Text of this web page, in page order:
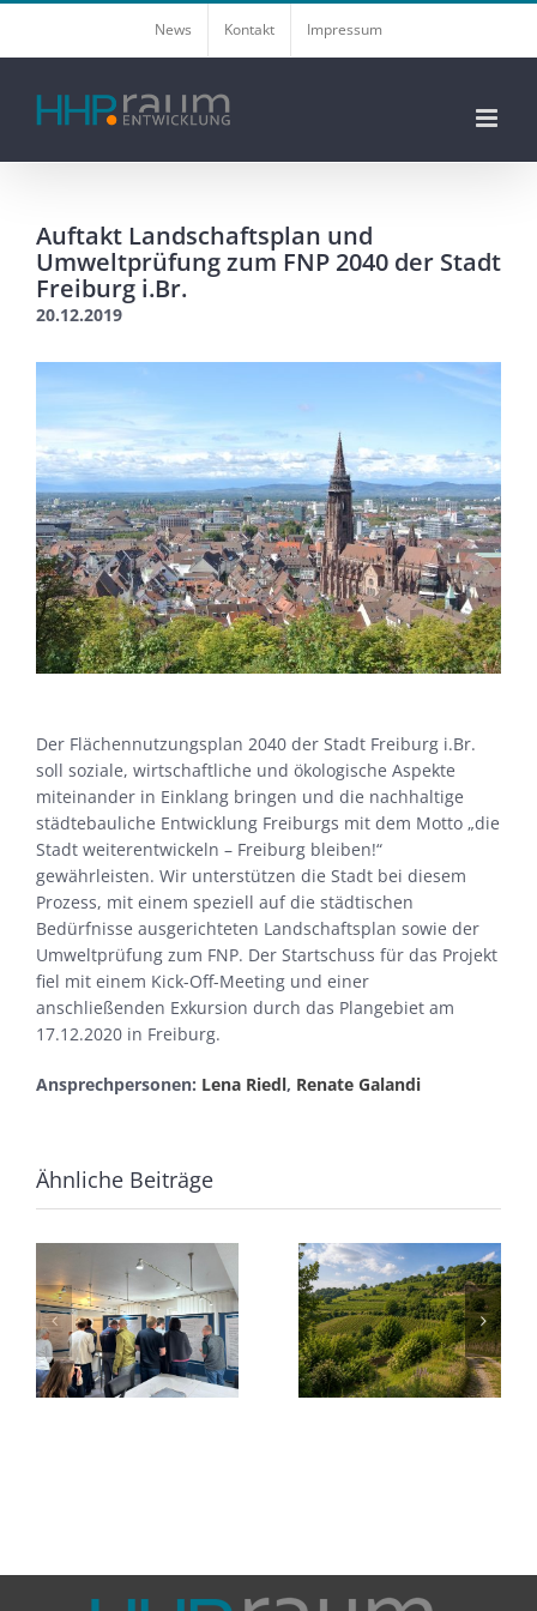
Zum
springen
News Kontakt Impressum
Auftakt Landschaftsplan und
Umweltprüfung zum FNP 2040 der Stadt
Freiburg i.Br.
20.12.2019
Der Flächennutzungsplan 2040 der Stadt Freiburg i.Br.
soll soziale, wirtschaftliche und ökologische Aspekte
miteinander in Einklang bringen und die nachhaltige
städtebauliche Entwicklung Freiburgs mit dem Motto „die
Stadt weiterentwickeln – Freiburg bleiben!“
gewährleisten. Wir unterstützen die Stadt bei diesem
Prozess, mit einem speziell auf die städtischen
Bedürfnisse ausgerichteten Landschaftsplan sowie der
Umweltprüfung zum FNP. Der Startschuss für das Projekt
fiel mit einem Kick-Off-Meeting und einer
anschließenden Exkursion durch das Plangebiet am
17.12.2020 in Freiburg.
Ansprechpersonen: Lena Riedl, Renate Galandi
Ähnliche Beiträge